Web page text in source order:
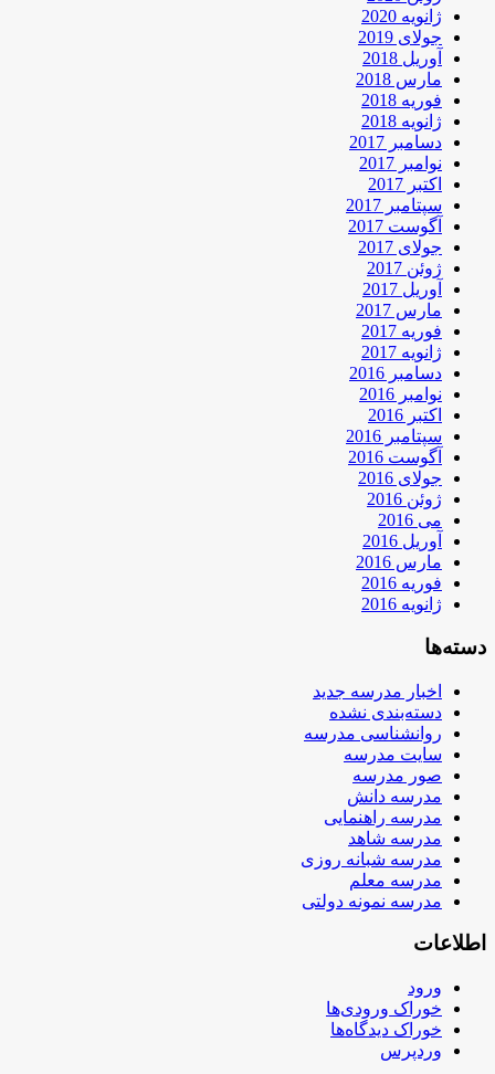
ژانویه 2020
جولای 2019
آوریل 2018
مارس 2018
فوریه 2018
ژانویه 2018
دسامبر 2017
نوامبر 2017
اکتبر 2017
سپتامبر 2017
آگوست 2017
جولای 2017
ژوئن 2017
آوریل 2017
مارس 2017
فوریه 2017
ژانویه 2017
دسامبر 2016
نوامبر 2016
اکتبر 2016
سپتامبر 2016
آگوست 2016
جولای 2016
ژوئن 2016
می 2016
آوریل 2016
مارس 2016
فوریه 2016
ژانویه 2016
دسته‌ها
اخبار مدرسه جدید
دسته‌بندی نشده
روانشناسی مدرسه
سایت مدرسه
صور مدرسه
مدرسه دانش
مدرسه راهنمایی
مدرسه شاهد
مدرسه شبانه روزی
مدرسه معلم
مدرسه نمونه دولتی
اطلاعات
ورود
خوراک ورودی‌ها
خوراک دیدگاه‌ها
وردپرس